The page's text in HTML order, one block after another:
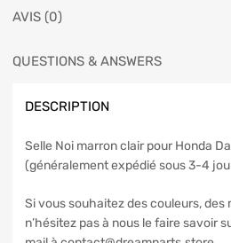
AVIS (0)
QUESTIONS & ANSWERS
DESCRIPTION
Selle Noi marron clair pour Honda
(généralement expédié sous 3-4
Si vous souhaitez des couleurs,
n’hésitez pas à nous le faire savoir